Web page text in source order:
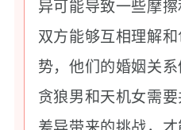
异可能导致一些摩
双方能够互相理解
势，他们的婚姻关系
贪狼男和天机女需